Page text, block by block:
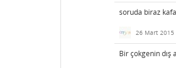
soruda biraz
26 Mart 2015
Bir çokgenin